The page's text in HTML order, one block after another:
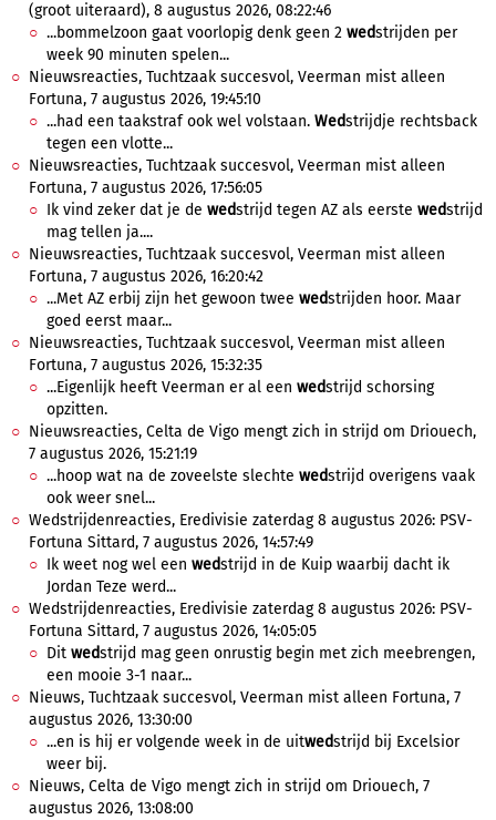
(groot uiteraard), 8 augustus 2026, 08:22:46
...bommelzoon gaat voorlopig denk geen 2 wedstrijden per
week 90 minuten spelen...
Nieuwsreacties, Tuchtzaak succesvol, Veerman mist alleen
Fortuna, 7 augustus 2026, 19:45:10
...had een taakstraf ook wel volstaan. Wedstrijdje rechtsback
tegen een vlotte...
Nieuwsreacties, Tuchtzaak succesvol, Veerman mist alleen
Fortuna, 7 augustus 2026, 17:56:05
Ik vind zeker dat je de wedstrijd tegen AZ als eerste wedstrijd
mag tellen ja....
Nieuwsreacties, Tuchtzaak succesvol, Veerman mist alleen
Fortuna, 7 augustus 2026, 16:20:42
...Met AZ erbij zijn het gewoon twee wedstrijden hoor. Maar
goed eerst maar...
Nieuwsreacties, Tuchtzaak succesvol, Veerman mist alleen
Fortuna, 7 augustus 2026, 15:32:35
...Eigenlijk heeft Veerman er al een wedstrijd schorsing
opzitten.
Nieuwsreacties, Celta de Vigo mengt zich in strijd om Driouech,
7 augustus 2026, 15:21:19
...hoop wat na de zoveelste slechte wedstrijd overigens vaak
ook weer snel...
Wedstrijdenreacties, Eredivisie zaterdag 8 augustus 2026: PSV-
Fortuna Sittard, 7 augustus 2026, 14:57:49
Ik weet nog wel een wedstrijd in de Kuip waarbij dacht ik
Jordan Teze werd...
Wedstrijdenreacties, Eredivisie zaterdag 8 augustus 2026: PSV-
Fortuna Sittard, 7 augustus 2026, 14:05:05
Dit wedstrijd mag geen onrustig begin met zich meebrengen,
een mooie 3-1 naar...
Nieuws, Tuchtzaak succesvol, Veerman mist alleen Fortuna, 7
augustus 2026, 13:30:00
...en is hij er volgende week in de uitwedstrijd bij Excelsior
weer bij.
Nieuws, Celta de Vigo mengt zich in strijd om Driouech, 7
augustus 2026, 13:08:00